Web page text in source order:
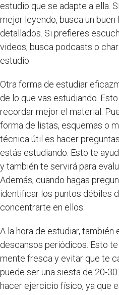
estudio que se adapte a ella.
mejor leyendo, busca un
detallados. Si prefieres
videos, busca podcasts o
estudio.
Otra forma de estudiar
de lo que vas estudiando.
recordar mejor el material.
forma de listas, esquemas o
técnica útil es hacer
estás estudiando. Esto te
y también te servirá para
Además, cuando hagas
identificar los puntos débiles
concentrarte en ellos.
A la hora de estudiar,
descansos periódicos. Esto
mente fresca y evitar que te
puede ser una siesta de 20-
hacer ejercicio físico, ya que